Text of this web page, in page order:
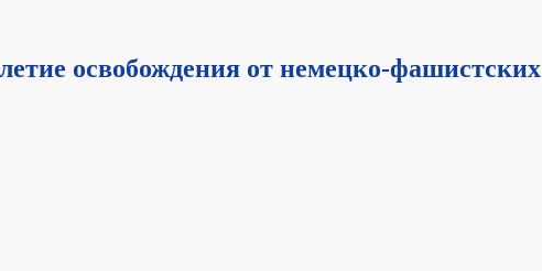
освобождения от немецко-фашистских